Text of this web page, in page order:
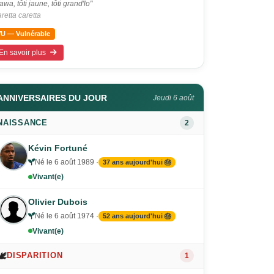
tôti jaune, tôti grand'lo"
caretta
— Vulnérable
En savoir plus
DU JOUR Jeudi 6 août
2
Kévin Fortuné
Né le 6 août 1989 · 37 ans aujourd'hui 🎂
Vivant(e)
Olivier Dubois
Né le 6 août 1974 · 52 ans aujourd'hui 🎂
Vivant(e)
DISPARITION 1